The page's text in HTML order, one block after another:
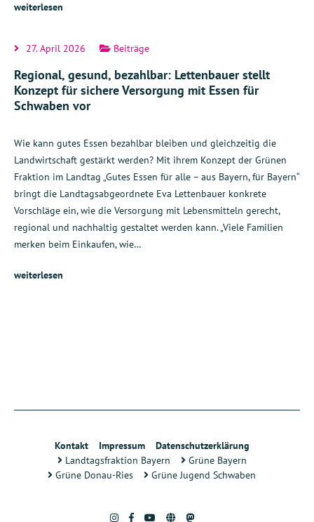
weiterlesen
27. April 2026 Beiträge
Regional, gesund, bezahlbar: Lettenbauer stellt
Konzept für sichere Versorgung mit Essen für
Schwaben vor
Wie kann gutes Essen bezahlbar bleiben und gleichzeitig die
Landwirtschaft gestärkt werden? Mit ihrem Konzept der Grünen
Fraktion im Landtag „Gutes Essen für alle – aus Bayern, für Bayern“
bringt die Landtagsabgeordnete Eva Lettenbauer konkrete
Vorschläge ein, wie die Versorgung mit Lebensmitteln gerecht,
regional und nachhaltig gestaltet werden kann. „Viele Familien
merken beim Einkaufen, wie…
weiterlesen
Kontakt Impressum
Datenschutzerklärung
Landtagsfraktion Bayern
Grüne Bayern
Grüne Donau-Ries
Grüne Jugend Schwaben